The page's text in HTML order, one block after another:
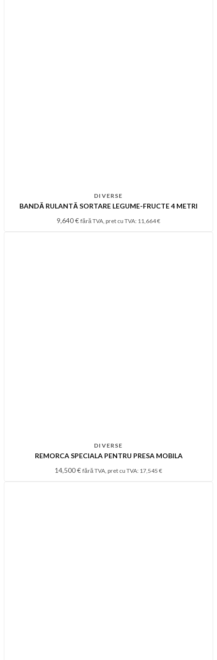
DIVERSE
BANDĂ RULANTĂ SORTARE LEGUME-FRUCTE 4 METRI
9,640€ fără TVA, pret cu TVA: 11,664€
DIVERSE
REMORCA SPECIALA PENTRU PRESA MOBILA
14,500€ fără TVA, pret cu TVA: 17,545 €